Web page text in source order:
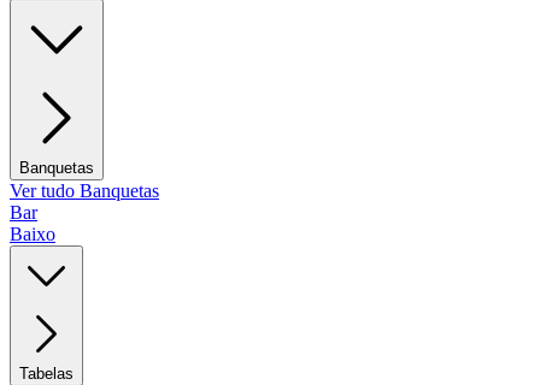
Banquetas
Ver tudo Banquetas
Bar
Baixo
Tabelas